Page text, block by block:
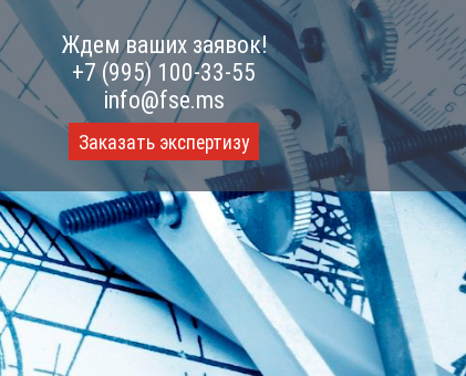
Ждем ваших заявок!
+7 (995) 100-33-55
info@fse.ms
Заказать экспертизу